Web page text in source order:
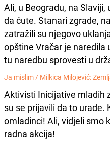
Ali, u Beogradu, na
da ćute. Stanari zgrade,
zatražili su njegovo
opštine Vračar je naredila
tu naredbu sprovesti u
Ja mislim / Milkica Milojević:
Aktivisti Inicijative mladih
su se prijavili da to urade.
omladinci! Ali, vidjeli smo
radna akcija!